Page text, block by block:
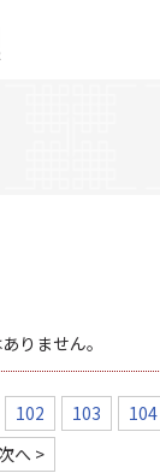
りません。
102 103 104
へ >